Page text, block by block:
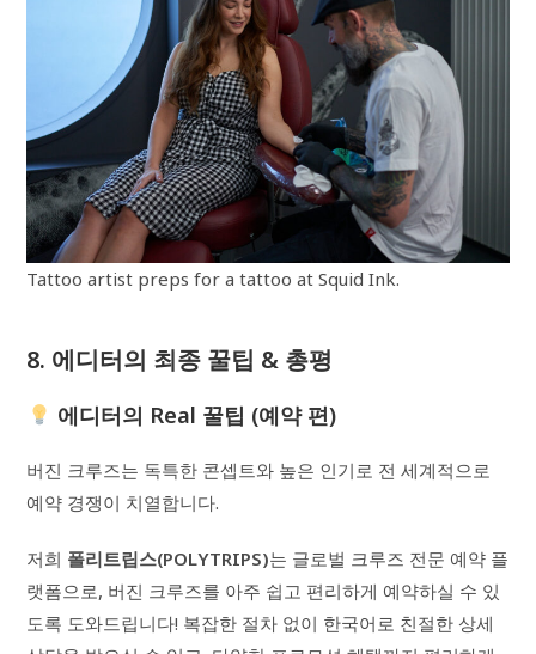
Tattoo artist preps for a tattoo at Squid Ink.
8. 에디터의 최종 꿀팁 & 총평
에디터의 Real 꿀팁 (예약 편)
버진 크루즈는 독특한 콘셉트와 높은 인기로 전 세계적으로
예약 경쟁이 치열합니다.
저희 폴리트립스(POLYTRIPS)는 글로벌 크루즈 전문 예약 플
랫폼으로, 버진 크루즈를 아주 쉽고 편리하게 예약하실 수 있
도록 도와드립니다! 복잡한 절차 없이 한국어로 친절한 상세